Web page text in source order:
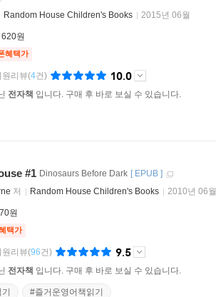
Random House Children's Books 2015년 06월
혜택가
620원
원리뷰(4건) 10.0
전자책 입니다. 구매 후 바로 보실 수 있습니다.
#1 Dinosaurs Before Dark [ EPUB ]
저 Random House Children's Books 2010년 06월
택가
원
원리뷰(96건) 9.5
전자책 입니다. 구매 후 바로 보실 수 있습니다.
#즐거운영어책읽기